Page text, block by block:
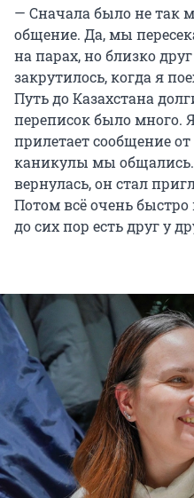
— Сначала было не так
общение. Да, мы
на парах, но близко
закрутилось, когда я
Путь до Казахстана
переписок было много.
прилетает сообщение
каникулы мы общались.
вернулась, он стал
Потом всё очень
до сих пор есть друг у